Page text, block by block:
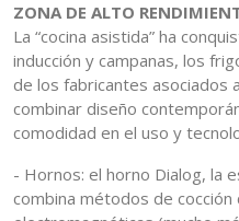
ZONA DE ALTO
La “cocina asistida” ha
inducción y campanas, los
de los fabricantes asociados
combinar diseño
comodidad en el uso y
- Hornos: el horno Dialog, la
combina métodos de cocción